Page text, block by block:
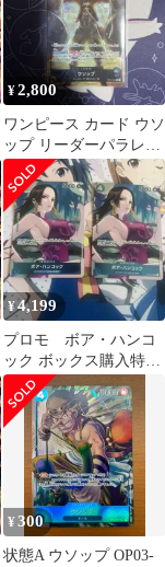
¥2,800
ワンピース カード ウソ
ップ リーダーパラレル
プロモ
¥4,199
プロモ ボア・ハンコ
ック ボックス購入特典
頂上決戦 2枚セット
¥300
状態A ウソップ OP03-